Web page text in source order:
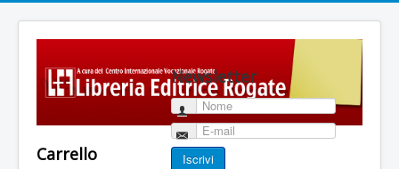
Newsletter
Nome
E-mail
Iscrivi
Carrello